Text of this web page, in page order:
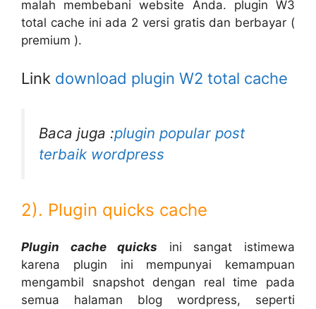
malah membebani website Anda. plugin W3
total cache ini ada 2 versi gratis dan berbayar (
premium ).
Link download plugin W2 total cache
Baca juga :plugin popular post
terbaik wordpress
2). Plugin quicks cache
Plugin cache quicks ini sangat istimewa
karena plugin ini mempunyai kemampuan
mengambil snapshot dengan real time pada
semua halaman blog wordpress, seperti